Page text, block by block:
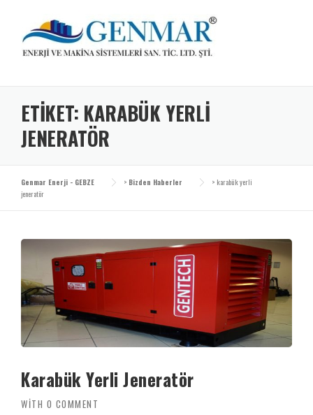
content
ETIKET: KARABÜK YERLI
JENERATÖR
Genmar Enerji - GEBZE > Bizden Haberler > karabük yerli
jeneratör
Karabük Yerli Jeneratör
WITH 0 COMMENT